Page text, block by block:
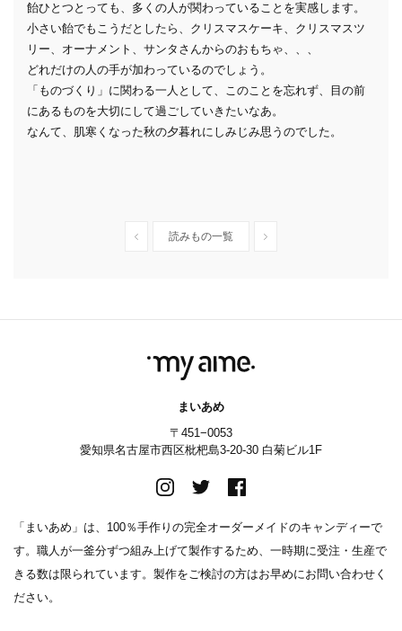
飴ひとつとっても、多くの人が関わっていることを実感します。
小さい飴でもこうだとしたら、クリスマスケーキ、クリスマスツ
リー、オーナメント、サンタさんからのおもちゃ、、、
どれだけの人の手が加わっているのでしょう。
「ものづくり」に関わる一人として、このことを忘れず、目の前
にあるものを大切にして過ごしていきたいなあ。
なんて、肌寒くなった秋の夕暮れにしみじみ思うのでした。
読みもの一覧
まいあめ
〒451−0053
愛知県名古屋市西区枇杷島3-20-30 白菊ビル1F
「まいあめ」は、100％手作りの完全オーダーメイドのキャンディーで
す。職人が一釜分ずつ組み上げて製作するため、一時期に受注・生産で
きる数は限られています。製作をご検討の方はお早めにお問い合わせく
ださい。